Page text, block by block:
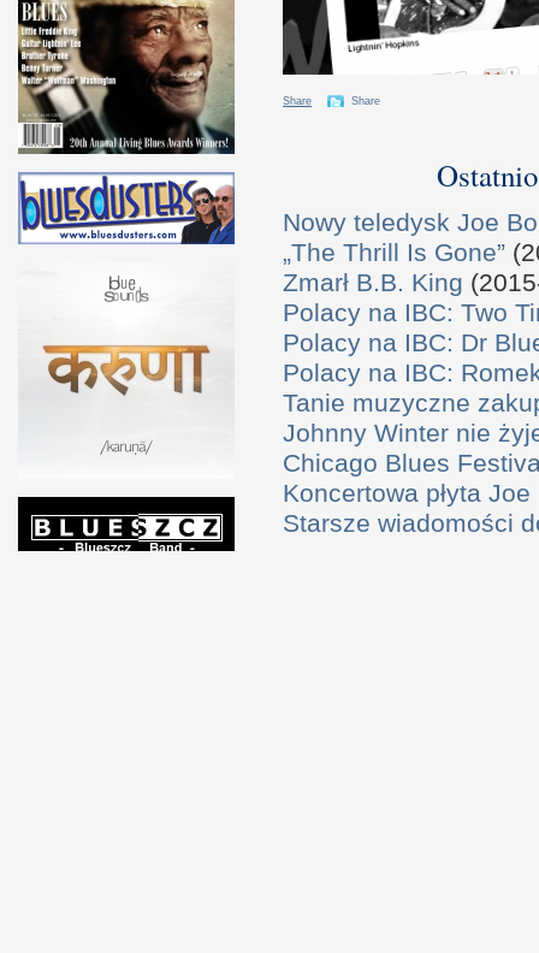
Share Share
Nowy teledysk Joe
„The Thrill Is Gone”
Zmarł B.B. King
Polacy na IBC: Two
Polacy na IBC: Dr
Polacy na IBC:
Tanie muzyczne
Johnny Winter nie
Chicago Blues
Koncertowa płyta
Starsze wiadomości